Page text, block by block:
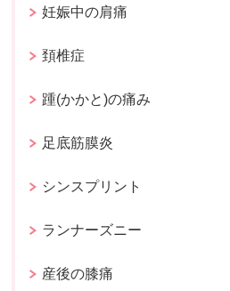
妊娠中の肩痛
頚椎症
踵(かかと)の痛み
足底筋膜炎
シンスプリント
ランナーズニー
産後の膝痛